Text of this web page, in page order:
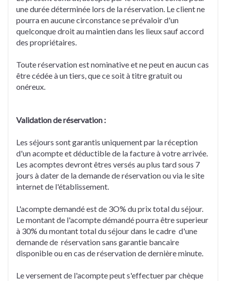
une durée déterminée lors de la réservation. Le client ne
pourra en aucune circonstance se prévaloir d'un
quelconque droit au maintien dans les lieux sauf accord
des propriétaires.
Toute réservation est nominative et ne peut en aucun cas
être cédée à un tiers, que ce soit à titre gratuit ou
onéreux.
Validation de réservation :
Les séjours sont garantis uniquement par la réception
d'un acompte et déductible de la facture à votre arrivée.
Les acomptes devront êtres versés au plus tard sous 7
jours à dater de la demande de réservation ou via le site
internet de l'établissement.
L'acompte demandé est de 3O% du prix total du séjour.
Le montant de l'acompte démandé pourra être superieur
à 30% du montant total du séjour dans le cadre d'une
demande de réservation sans garantie bancaire
disponible ou en cas de réservation de dernière minute.
Le versement de l'acompte peut s'effectuer par chèque